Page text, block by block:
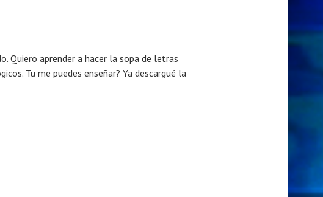
Quiero aprender a hacer la sopa de letras
Tu me puedes enseñar? Ya descargué la